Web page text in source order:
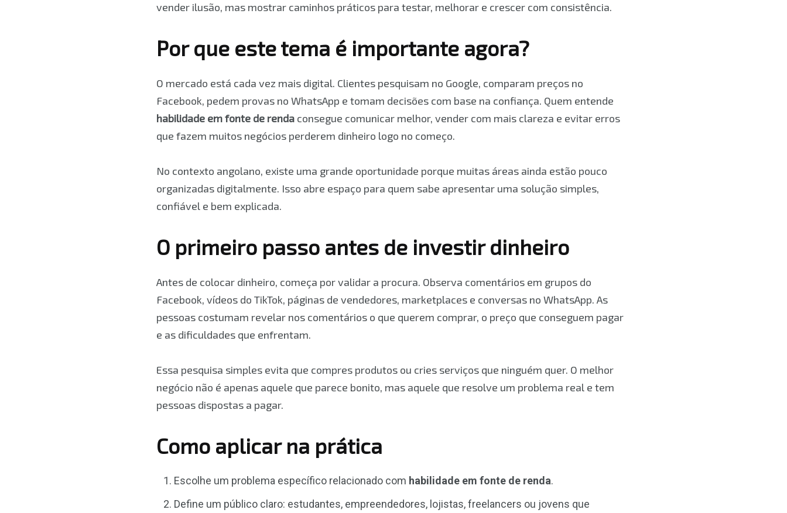
vender ilusão, mas mostrar caminhos práticos para testar, melhorar e crescer com consistência.
Por que este tema é importante agora?
O mercado está cada vez mais digital. Clientes pesquisam no Google, comparam preços no
Facebook, pedem provas no WhatsApp e tomam decisões com base na confiança. Quem entende
habilidade em fonte de renda consegue comunicar melhor, vender com mais clareza e evitar erros
que fazem muitos negócios perderem dinheiro logo no começo.
No contexto angolano, existe uma grande oportunidade porque muitas áreas ainda estão pouco
organizadas digitalmente. Isso abre espaço para quem sabe apresentar uma solução simples,
confiável e bem explicada.
O primeiro passo antes de investir dinheiro
Antes de colocar dinheiro, começa por validar a procura. Observa comentários em grupos do
Facebook, vídeos do TikTok, páginas de vendedores, marketplaces e conversas no WhatsApp. As
pessoas costumam revelar nos comentários o que querem comprar, o preço que conseguem pagar
e as dificuldades que enfrentam.
Essa pesquisa simples evita que compres produtos ou cries serviços que ninguém quer. O melhor
negócio não é apenas aquele que parece bonito, mas aquele que resolve um problema real e tem
pessoas dispostas a pagar.
Como aplicar na prática
Escolhe um problema específico relacionado com habilidade em fonte de renda.
Define um público claro: estudantes, empreendedores, lojistas, freelancers ou jovens que